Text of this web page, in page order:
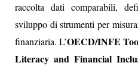
raccolta dati comparabili,
sviluppo di strumenti per
finanziaria. L’OECD/INFE
Literacy and Financial